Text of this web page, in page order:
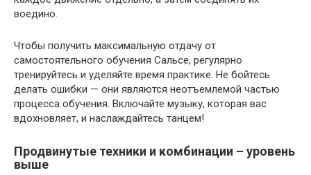
воедино.
Чтобы получить максимальную отдачу от
самостоятельного обучения Сальсе, регулярно
тренируйтесь и уделяйте время практике. Не бойтесь
делать ошибки — они являются неотъемлемой частью
процесса обучения. Включайте музыку, которая вас
вдохновляет, и наслаждайтесь танцем!
Продвинутые техники и комбинации – уровень
выше